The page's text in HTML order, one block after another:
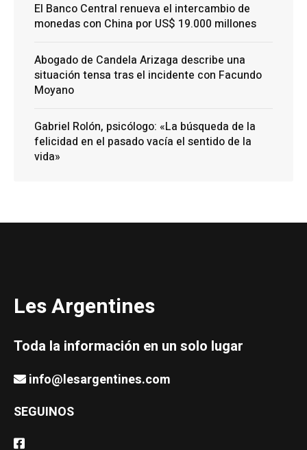
El Banco Central renueva el intercambio de
monedas con China por US$ 19.000 millones
Abogado de Candela Arizaga describe una
situación tensa tras el incidente con Facundo
Moyano
Gabriel Rolón, psicólogo: «La búsqueda de la
felicidad en el pasado vacía el sentido de la
vida»
Les Argentines
Toda la información en un solo lugar
info@lesargentines.com
SEGUINOS